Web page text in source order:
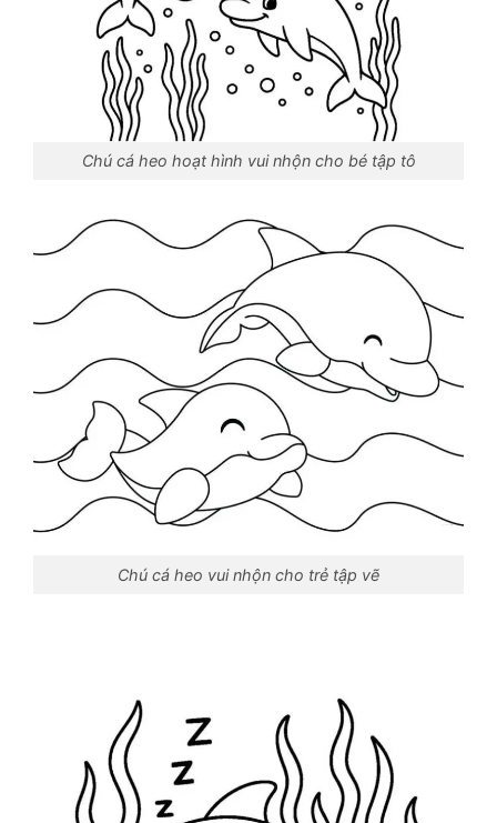
Chú cá heo hoạt hình vui nhộn cho bé tập tô
Chú cá heo vui nhộn cho trẻ tập vẽ